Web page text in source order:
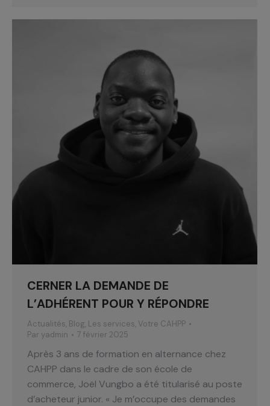
CERNER LA DEMANDE DE
L’ADHÉRENT POUR Y RÉPONDRE
Actualités, Blog, Les services, Votre CAHPP
Par yadmin 7 février 2025
Après 3 ans de formation en alternance chez
CAHPP dans le cadre de son école de
commerce, Joël Vungbo a été titularisé au poste
d’acheteur junior. « Je m’occupe des demandes